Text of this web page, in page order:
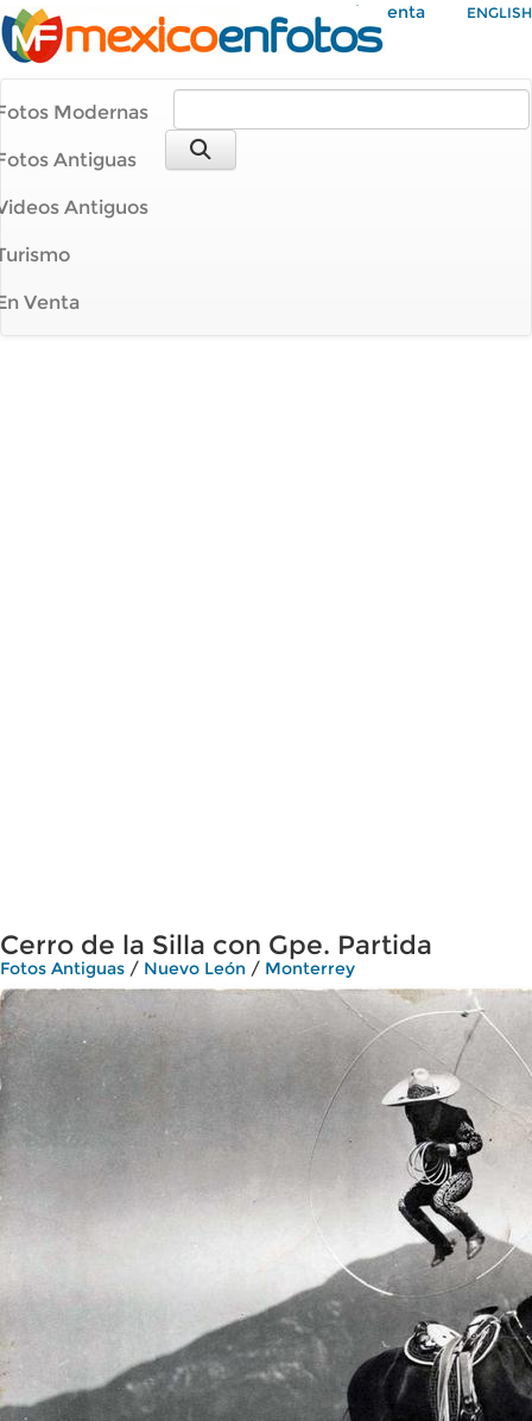
Mi Cuenta ENGLISH
Modernas
Antiguas
Antiguos
Venta
Cerro de la Silla con Gpe. Partida
Fotos Antiguas / Nuevo León / Monterrey